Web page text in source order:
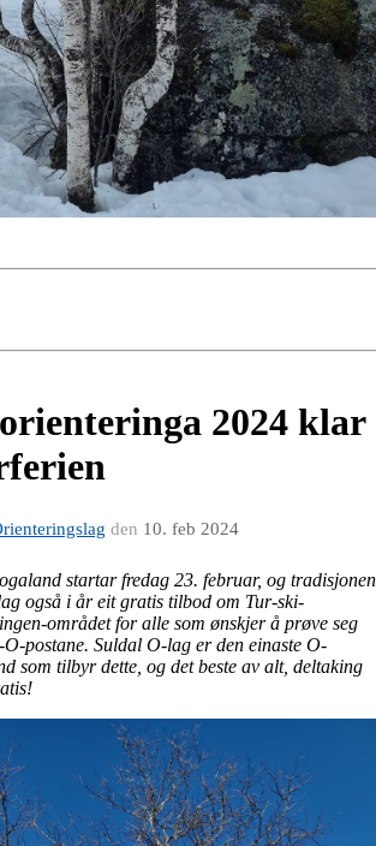
2024 klar
den 10. feb 2024
startar fredag 23. februar, og tradisjonen
også i år eit gratis tilbod om Tur-ski-
området for alle som ønskjer å prøve seg
postane. Suldal O-lag er den einaste O-
som tilbyr dette, og det beste av alt, deltaking